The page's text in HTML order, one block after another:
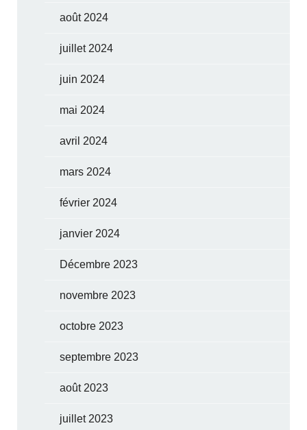
août 2024
juillet 2024
juin 2024
mai 2024
avril 2024
mars 2024
février 2024
janvier 2024
Décembre 2023
novembre 2023
octobre 2023
septembre 2023
août 2023
juillet 2023